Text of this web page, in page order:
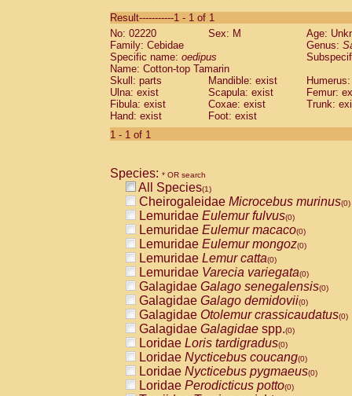
CebidaeSaguinus labiatus(0)
Cebidae Saguinus leucopus (0)
Cebidae
CebidaeSaguinus mystax
Cebidae Saguinus nigricollis (0)
Cebidae Saguinus oedipus
Cebidae Saguinus weddelli
Cebidae Saguinusspp.
Cebidae
CebidaeCebus capucinus
CebidaeCebus nigrivittatus
CebidaeCebus spp.(0)
CebidaeSaimiri boliviensis(0)
CebidaeSaimiri sciureus(0)
AtelidaeAlouatta caraya(0)
AtelidaeAlouatta fusca(0)
AtelidaeAlouatta seniculus(0)
AtelidaeAlouattaspp.(0)
AtelidaeAteles belzebuth(0)
AtelidaeAteles geoffroyi(0)
AtelidaeAteles paniscus(0)
AtelidaeAtelesspp.(0)
AtelidaeLagothrix lagothricha(0)
AtelidaeLagothrix lagothricha cana
PitheciidaeCacajao calvus
Result-----------1 - 1 of 1
No: 02220
Sex: M
Age:
Family: Cebidae
Genus:
Specific name: oedipus
Name: Cotton-top Tamarin
Skull: parts
Mandible: exist
Ulna: exist
Scapula: exist
Femur:
Fibula: exist
Coxae: exist
Trunk:
Hand: exist
Foot: exist
1 - 1 of 1
Species: * OR search
All Species(1)
Cheirogaleidae Microcebus murinus(0)
Lemuridae Eulemur fulvus(0)
Lemuridae Eulemur macaco(0)
Lemuridae Eulemur mongoz(0)
Lemuridae Lemur catta(0)
Lemuridae Varecia variegata(0)
Galagidae Galago senegalensis(0)
Galagidae Galago demidovii(0)
Galagidae Otolemur crassicaudatus(0)
Galagidae Galagidae spp.(0)
Loridae Loris tardigradus(0)
Loridae Nycticebus coucang(0)
Loridae Nycticebus pygmaeus(0)
Loridae Perodicticus potto(0)